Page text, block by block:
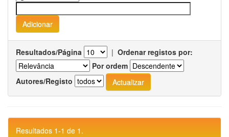
Resultados/Página | Ordenar registos por:
Por ordem
Autores/Registo
Resultados 1-1 de 1.